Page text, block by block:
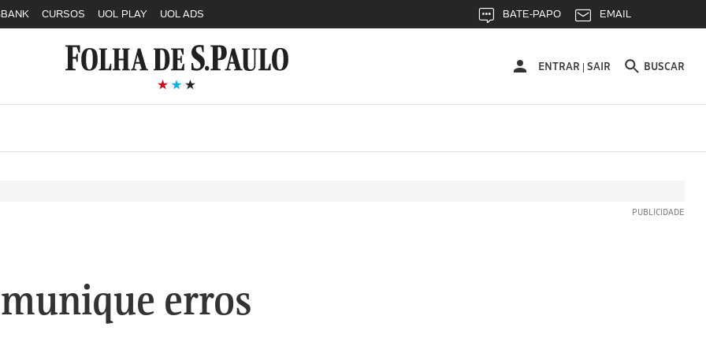
CURSOS UOL PLAY UOL ADS BATE-PAPO EMAIL
ENTRAR
ENTRAR | SAIR BUSCAR
erros